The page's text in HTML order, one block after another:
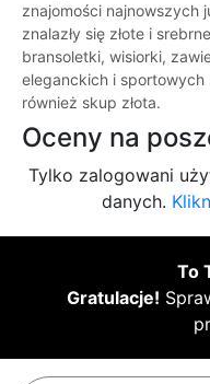
znajomości najnowszych
znalazły się złote i
bransoletki, wisiorki,
eleganckich i
również skup złota.
Oceny na
Tylko zalogowani
danych.
To
Gratulacje!